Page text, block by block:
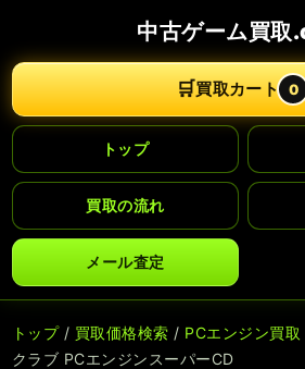
中古ゲーム買取
🛒買取カート 0
トップ
買取の流れ
メール査定
トップ/ 買取価格検索 / PCエンジン買取
クラブ PCエンジンスーパーCD